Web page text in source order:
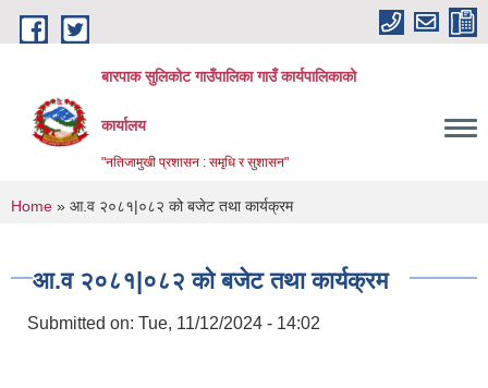
Skip to main content
बारपाक सुलिकोट गाउँपालिका गाउँ कार्यपालिकाको
कार्यालय
"नतिजामुखी प्रशासन : समृधि र सुशासन"
You are here
Home » आ.व २०८१|०८२ को बजेट तथा कार्यक्रम
आ.व २०८१|०८२ को बजेट तथा कार्यक्रम
Submitted on: Tue, 11/12/2024 - 14:02